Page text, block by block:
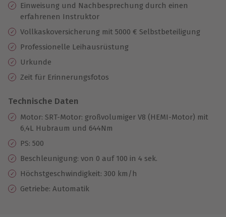
Einweisung und Nachbesprechung durch einen
erfahrenen Instruktor
Vollkaskoversicherung mit 5000 € Selbstbeteiligung
Professionelle Leihausrüstung
Urkunde
Zeit für Erinnerungsfotos
Technische Daten
Motor: SRT-Motor: großvolumiger V8 (HEMI-Motor) mit
6,4L Hubraum und 644Nm
PS: 500
Beschleunigung: von 0 auf 100 in 4 sek.
Höchstgeschwindigkeit: 300 km/h
Getriebe: Automatik